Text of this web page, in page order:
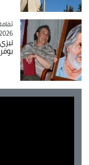
Catégorie
ثقافة
05/08/2026 - 22:41
تيزي وزو تستذكر
بوقرموح ومحند أكلي